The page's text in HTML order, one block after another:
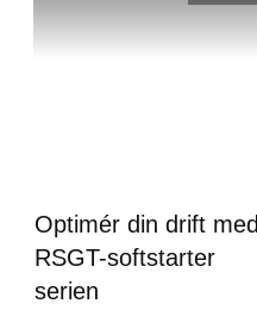
Optimér din drift med
RSGT-softstarter
serien